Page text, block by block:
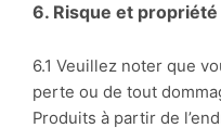
6. Risque et propriété
6.1 Veuillez noter que
perte ou de tout
Produits à partir de